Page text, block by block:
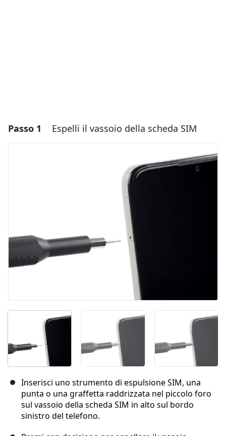
Passo 1 Espelli il vassoio della scheda SIM
Inserisci uno strumento di espulsione SIM, una
punta o una graffetta raddrizzata nel piccolo foro
sul vassoio della scheda SIM in alto sul bordo
sinistro del telefono.